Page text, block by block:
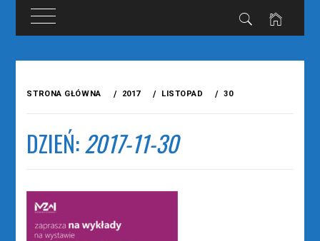
STRONA GŁÓWNA 2017 LISTOPAD 30
DZIEŃ:2017-11-30